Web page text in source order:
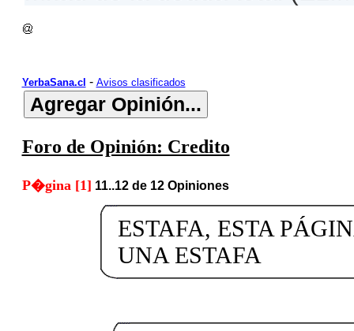
YerbaSana.cl - Avisos clasificados
Foro de Opinión: Credito
P�gina [1] 11..12 de 12 Opiniones
ESTAFA, ESTA
UNA ESTAFA